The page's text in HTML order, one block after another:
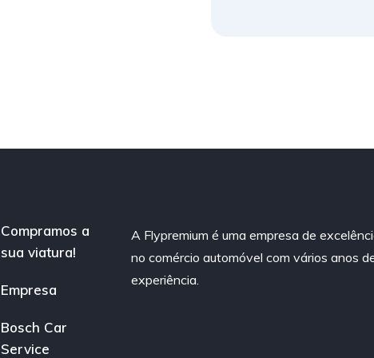
Compramos a
sua viatura!
Empresa
Bosch Car
Service
A Flypremium é uma empresa de
no comércio automóvel com vários anos
experiência.